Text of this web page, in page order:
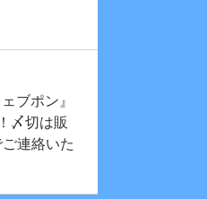
ブポン』
〆切は販
連絡いた